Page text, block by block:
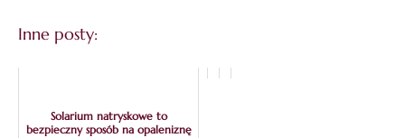
Inne posty:
Solarium natryskowe to
bezpieczny sposób na opaleniznę